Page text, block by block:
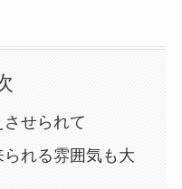
せられて
れる雰囲気も大